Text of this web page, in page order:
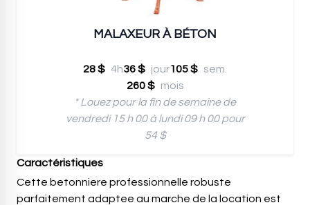
MALAXEUR À BÉTON
28 $ 4h36 $ jour105 $ sem.
260 $ mois
* Louez pour la fin de semaine de
vendredi 15 h 00 à lundi 09 h 00 pour
54 $
Caractéristiques
Cette betonniere professionnelle robuste
parfaitement adaptee au marche de la location est